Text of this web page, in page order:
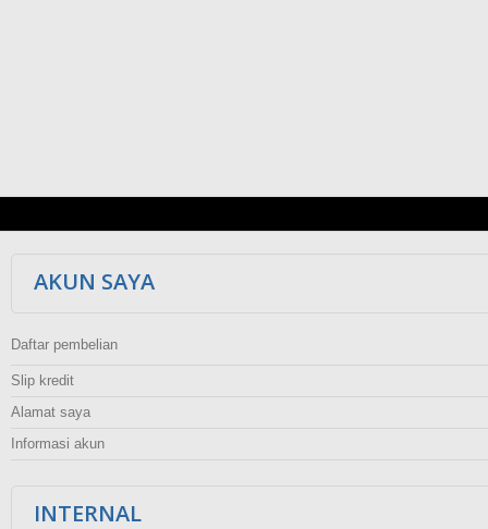
AKUN SAYA
Daftar pembelian
Slip kredit
Alamat saya
Informasi akun
INTERNAL